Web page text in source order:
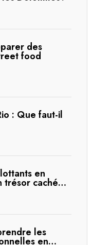
des
food
: Que faut-il
en
trésor caché…
les
en…